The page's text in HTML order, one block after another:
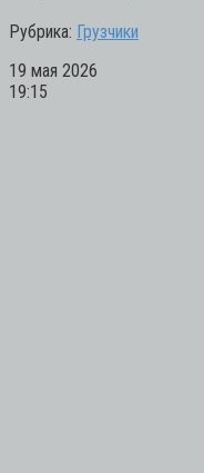
Рубрика: Грузчики
19 мая 2026
19:15